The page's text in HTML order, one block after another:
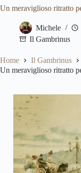
Un meraviglioso ritratto
Michele
Il Gambrinus
Home
Il Gambrinus
Un meraviglioso ritratto